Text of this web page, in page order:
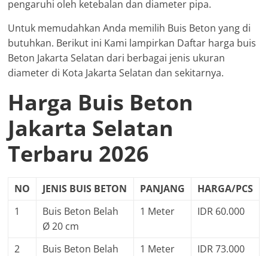
pengaruhi oleh ketebalan dan diameter pipa.
Untuk memudahkan Anda memilih Buis Beton yang di
butuhkan. Berikut ini Kami lampirkan Daftar harga buis
Beton Jakarta Selatan dari berbagai jenis ukuran
diameter di Kota Jakarta Selatan dan sekitarnya.
Harga Buis Beton
Jakarta Selatan
Terbaru 2026
NO JENIS BUIS BETON PANJANG
HARGA/PCS
1
Buis Beton Belah
Ø 20 cm
1 Meter IDR 60.000
2
Buis Beton Belah
1 Meter IDR 73.000